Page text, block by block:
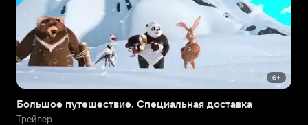
Большое путешествие. Специальная доставка
Трейлер